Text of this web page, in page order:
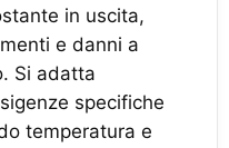
in uscita,
e danni a
Si adatta
specifiche
temperatura e